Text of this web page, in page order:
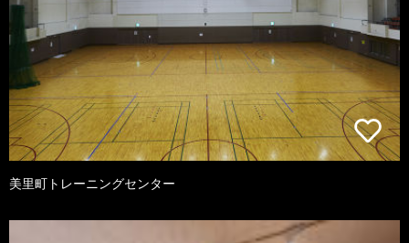
美里町トレーニングセンター